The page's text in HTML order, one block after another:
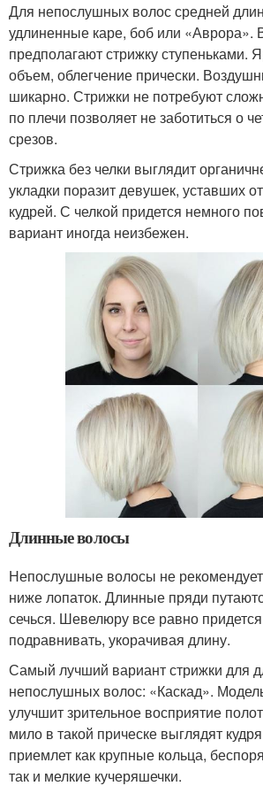
Для непослушных волос средней
удлиненные каре, боб или «Аврора».
предполагают стрижку
объем, облегчение прически.
шикарно. Стрижки не потребуют
по плечи позволяет не заботиться о
срезов.
Стрижка без челки выглядит
укладки поразит девушек, уставших
кудрей. С челкой придется немного
вариант иногда неизбежен.
Длинные волосы
Непослушные волосы не
ниже лопаток. Длинные пряди
сечься. Шевелюру все равно
подравнивать, укорачивая длину.
Самый лучший вариант стрижки для
непослушных волос: «Каскад».
улучшит зрительное восприятие
мило в такой прическе выглядят
приемлет как крупные кольца,
так и мелкие кучеряшечки.